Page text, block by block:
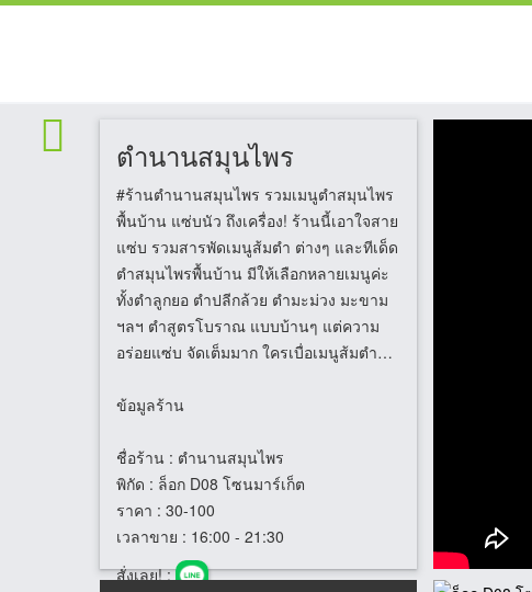
ตำนานสมุนไพร
#ร้านตำนานสมุนไพร รวมเมนูตำสมุนไพร
พื้นบ้าน แซ่บนัว ถึงเครื่อง! ร้านนี้เอาใจสาย
แซ่บ รวมสารพัดเมนูส้มตำ ต่างๆ และทีเด็ด
ตำสมุนไพรพื้นบ้าน มีให้เลือกหลายเมนูค่ะ
ทั้งตำลูกยอ ตำปลีกล้วย ตำมะม่วง มะขาม
ฯลฯ ตำสูตรโบราณ แบบบ้านๆ แต่ความ
อร่อยแซ่บ จัดเต็มมาก ใครเบื่อเมนูส้มตำ
แน่นอน ราคาไม่แพง เริ่มต้น 30 บาท
ข้อมูลร้าน
ชื่อร้าน: ตำนานสมุนไพร
พิกัด : ล็อก D08 โซนมาร์เก็ต
ราคา : 30-100
เวลาขาย : 16:00 - 21:30
สั่งเลย! :